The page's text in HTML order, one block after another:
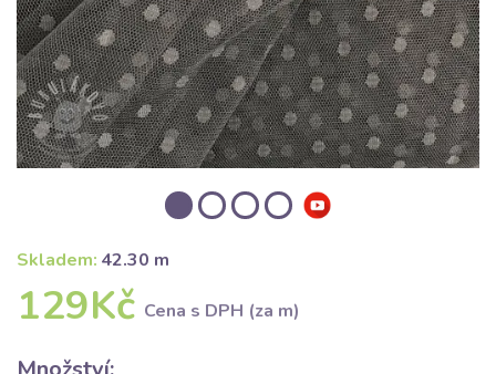
Skladem: 42.30 m
129Kč Cena s DPH (za m)